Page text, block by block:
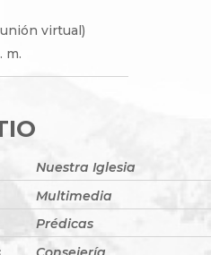
virtual)
m.
Nuestra Iglesia
Multimedia
Prédicas